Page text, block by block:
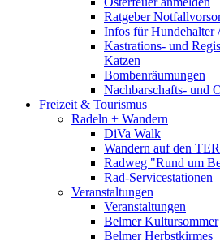
Ratgeber
Infos für Hundehalter
Kastrations- und
Katzen
Bombenräumungen
Nachbarschafts- und
Freizeit & Tourismus
Radeln + Wandern
DiVa Walk
Wandern auf den
Radweg "Rund um
Rad-Servicestationen
Veranstaltungen
Veranstaltungen
Belmer Kultursommer
Belmer Herbstkirmes